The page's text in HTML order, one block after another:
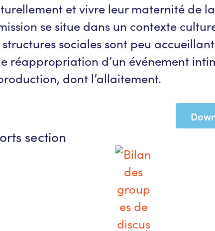
et vivre leur maternité de
se situe dans un contexte
sociales sont peu
réappropriation d’un événement
dont l’allaitement.
section